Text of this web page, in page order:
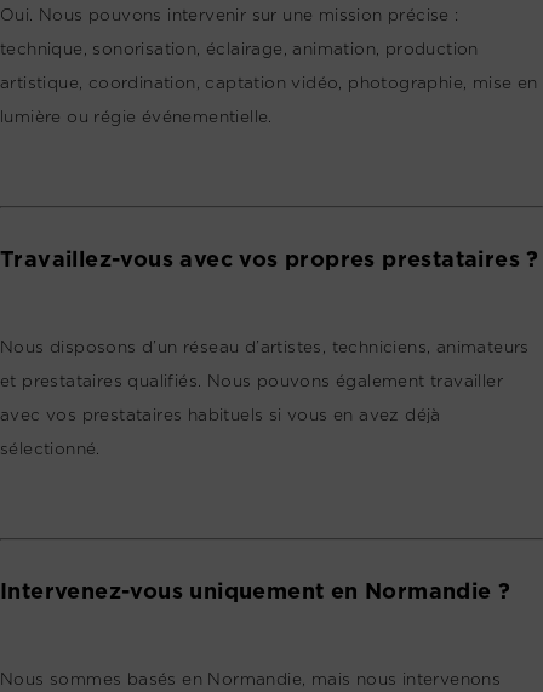
Oui. Nous pouvons intervenir sur une mission précise :
technique, sonorisation, éclairage, animation, production
artistique, coordination, captation vidéo, photographie, mise en
lumière ou régie événementielle.
Travaillez-vous avec vos propres prestataires ?
Nous disposons d’un réseau d’artistes, techniciens, animateurs
et prestataires qualifiés. Nous pouvons également travailler
avec vos prestataires habituels si vous en avez déjà
sélectionné.
Intervenez-vous uniquement en Normandie ?
Nous sommes basés en Normandie, mais nous intervenons